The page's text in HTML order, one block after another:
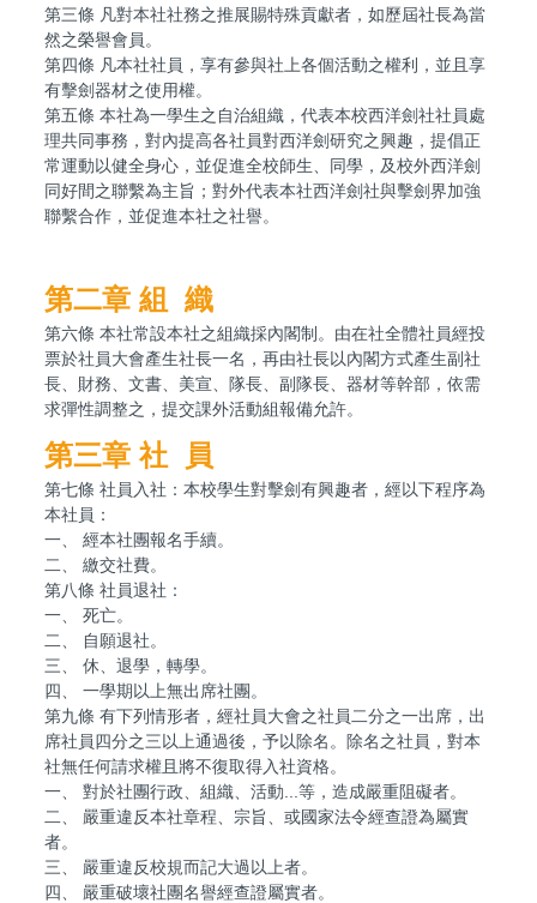
第三條 凡對本社社務之推展賜特殊貢獻者，如歷屆社長為當
然之榮譽會員。
第四條 凡本社社員，享有參與社上各個活動之權利，並且享
有擊劍器材之使用權。
第五條 本社為一學生之自治組織，代表本校西洋劍社社員處
理共同事務，對內提高各社員對西洋劍研究之興趣，提倡正
常運動以健全身心，並促進全校師生、同學，及校外西洋劍
同好間之聯繫為主旨；對外代表本社西洋劍社與擊劍界加強
聯繫合作，並促進本社之社譽。
第二章 組 織
第六條 本社常設本社之組織採內閣制。由在社全體社員經投
票於社員大會產生社長一名，再由社長以內閣方式產生副社
長、財務、文書、美宣、隊長、副隊長、器材等幹部，依需
求彈性調整之，提交課外活動組報備允許。
第三章 社 員
第七條 社員入社：本校學生對擊劍有興趣者，經以下程序為
本社員：
一、 經本社團報名手續。
二、 繳交社費。
第八條 社員退社：
一、 死亡。
二、 自願退社。
三、 休、退學，轉學。
四、 一學期以上無出席社團。
第九條 有下列情形者，經社員大會之社員二分之一出席，出
席社員四分之三以上通過後，予以除名。除名之社員，對本
社無任何請求權且將不復取得入社資格。
一、 對於社團行政、組織、活動...等，造成嚴重阻礙者。
二、 嚴重違反本社章程、宗旨、或國家法令經查證為屬實
者。
三、 嚴重違反校規而記大過以上者。
四、 嚴重破壞社團名譽經查證屬實者。